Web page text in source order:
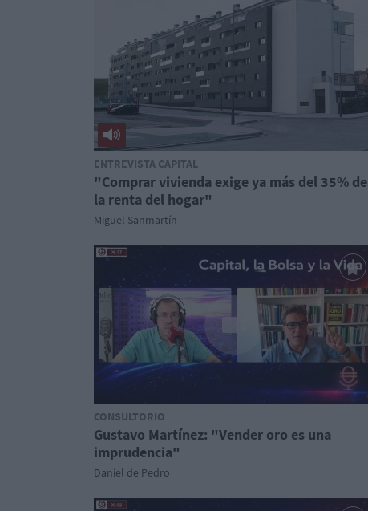
ENTREVISTA CAPITAL
"Comprar vivienda exige ya más del 35% de
la renta del hogar"
Miguel Sanmartín
CONSULTORIO
Gustavo Martínez: "Vender oro es una
imprudencia"
Daniel de Pedro